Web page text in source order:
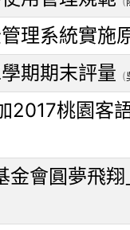
理系統實施
期期末評量 (
2017桃園客
金會圓夢飛